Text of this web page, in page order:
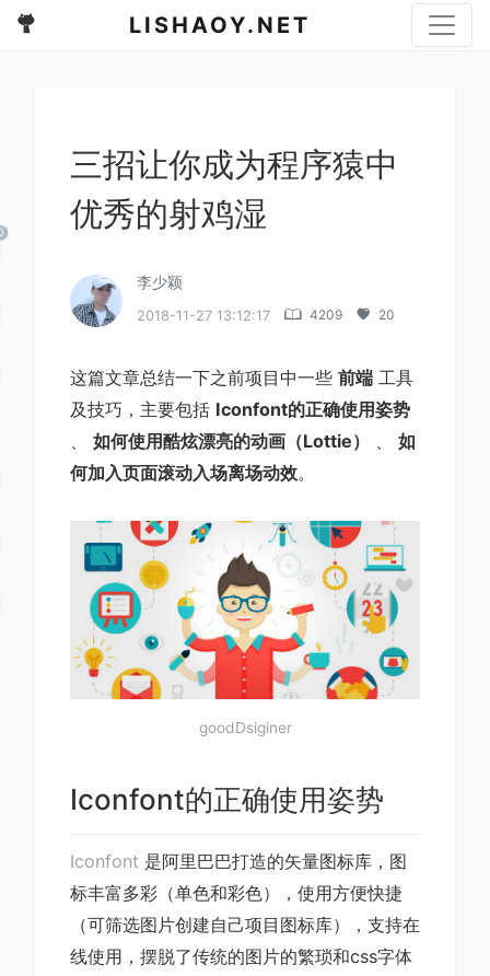
LISHAOY.NET
三招让你成为程序猿中
优秀的射鸡湿
李少颖
2018-11-27 13:12:17 4209 20
这篇文章总结一下之前项目中一些 前端 工具
及技巧，主要包括 Iconfont的正确使用姿势
、 如何使用酷炫漂亮的动画（Lottie） 、 如
何加入页面滚动入场离场动效。
goodDsiginer
Iconfont的正确使用姿势
Iconfont 是阿里巴巴打造的矢量图标库，图
标丰富多彩（单色和彩色），使用方便快捷
（可筛选图片创建自己项目图标库），支持在
线使用，摆脱了传统的图片的繁琐和css字体